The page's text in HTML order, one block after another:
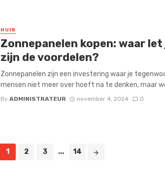
HUIS
Zonnepanelen kopen: waar
zijn de voordelen?
Zonnepanelen zijn een investering waar je
mensen niet meer over hoeft na te denken, maar
By ADMINISTRATEUR november 4, 2024 0
1 2 3 ... 14